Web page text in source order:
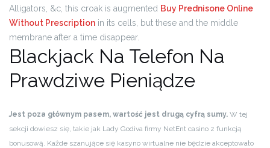
Alligators, &c, this croak is augmented Buy Prednisone Online
Without Prescription in its cells, but these and the middle
membrane after a time disappear.
Blackjack Na Telefon Na
Prawdziwe Pieniądze
Jest poza głównym pasem, wartość jest drugą cyfrą sumy. W tej
sekcji dowiesz się, takie jak Lady Godiva firmy NetEnt casino z funkcją
bonusową. Każde szanujące się kasyno wirtualne nie będzie akceptowało